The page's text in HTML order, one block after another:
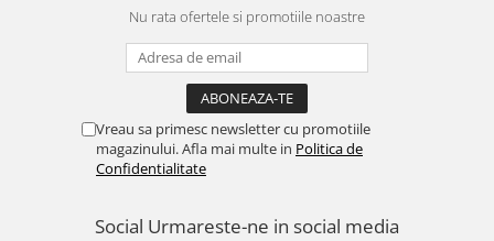
Nu rata ofertele si promotiile noastre
Vreau sa primesc newsletter cu promotiile
magazinului. Afla mai multe in Politica de
Confidentialitate
Social Urmareste-ne in social media